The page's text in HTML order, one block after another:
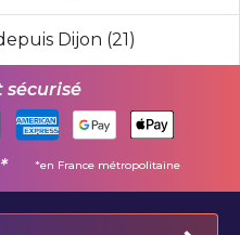
Dijon (21)
sécurisé
*en France métropolitaine